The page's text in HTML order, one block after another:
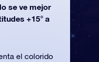
se ve mejor
+15° a
el colorido